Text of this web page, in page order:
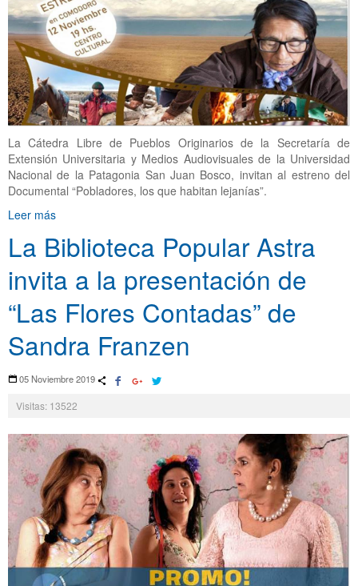
La Cátedra Libre de Pueblos Originarios de la Secretaría de
Extensión Universitaria y Medios Audiovisuales de la Universidad
Nacional de la Patagonia San Juan Bosco, invitan al estreno del
Documental “Pobladores, los que habitan lejanías”.
Leer más
La Biblioteca Popular Astra
invita a la presentación de
“Las Flores Contadas” de
Sandra Franzen
05 Noviembre 2019
Visitas: 13522